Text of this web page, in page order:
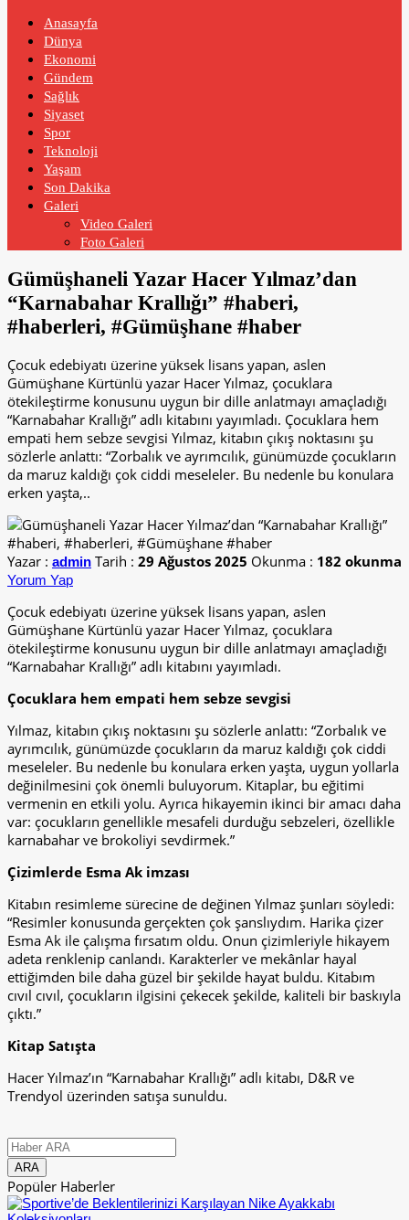
Anasayfa
Dünya
Ekonomi
Gündem
Sağlık
Siyaset
Spor
Teknoloji
Yaşam
Son Dakika
Galeri
Video Galeri
Foto Galeri
Gümüşhaneli Yazar Hacer Yılmaz’dan
“Karnabahar Krallığı” #haberi,
#haberleri, #Gümüşhane #haber
Çocuk edebiyatı üzerine yüksek lisans yapan, aslen
Gümüşhane Kürtünlü yazar Hacer Yılmaz, çocuklara
ötekileştirme konusunu uygun bir dille anlatmayı amaçladığı
“Karnabahar Krallığı” adlı kitabını yayımladı. Çocuklara hem
empati hem sebze sevgisi Yılmaz, kitabın çıkış noktasını şu
sözlerle anlattı: “Zorbalık ve ayrımcılık, günümüzde çocukların
da maruz kaldığı çok ciddi meseleler. Bu nedenle bu konulara
erken yaşta,..
Yazar : admin Tarih : 29 Ağustos 2025 Okunma : 182 okunma
Yorum Yap
Çocuk edebiyatı üzerine yüksek lisans yapan, aslen
Gümüşhane Kürtünlü yazar Hacer Yılmaz, çocuklara
ötekileştirme konusunu uygun bir dille anlatmayı amaçladığı
“Karnabahar Krallığı” adlı kitabını yayımladı.
Çocuklara hem empati hem sebze sevgisi
Yılmaz, kitabın çıkış noktasını şu sözlerle anlattı: “Zorbalık ve
ayrımcılık, günümüzde çocukların da maruz kaldığı çok ciddi
meseleler. Bu nedenle bu konulara erken yaşta, uygun yollarla
değinilmesini çok önemli buluyorum. Kitaplar, bu eğitimi
vermenin en etkili yolu. Ayrıca hikayemin ikinci bir amacı daha
var: çocukların genellikle mesafeli durduğu sebzeleri, özellikle
karnabahar ve brokoliyi sevdirmek.”
Çizimlerde Esma Ak imzası
Kitabın resimleme sürecine de değinen Yılmaz şunları söyledi:
“Resimler konusunda gerçekten çok şanslıydım. Harika çizer
Esma Ak ile çalışma fırsatım oldu. Onun çizimleriyle hikayem
adeta renklenip canlandı. Karakterler ve mekânlar hayal
ettiğimden bile daha güzel bir şekilde hayat buldu. Kitabım
cıvıl cıvıl, çocukların ilgisini çekecek şekilde, kaliteli bir baskıyla
çıktı.”
Kitap Satışta
Hacer Yılmaz’ın “Karnabahar Krallığı” adlı kitabı, D&R ve
Trendyol üzerinden satışa sunuldu.
Popüler Haberler